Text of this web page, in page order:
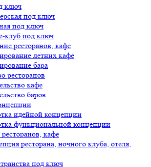
ключ
под ключ
под ключ
клуб под ключ
ресторанов, кафе
летних кафе
бара
ресторанов
кафе
баров
идейной концепции
функциональной концепции
кафе
ресторана, ночного клуба, отеля,
под ключ